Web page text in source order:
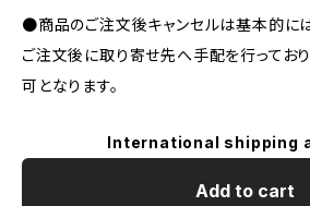
●商品のご注文後キャンセルは基本的に
ご注文後に取り寄せ先へ手配を行ってお
可となります。
International shipping
Add to cart